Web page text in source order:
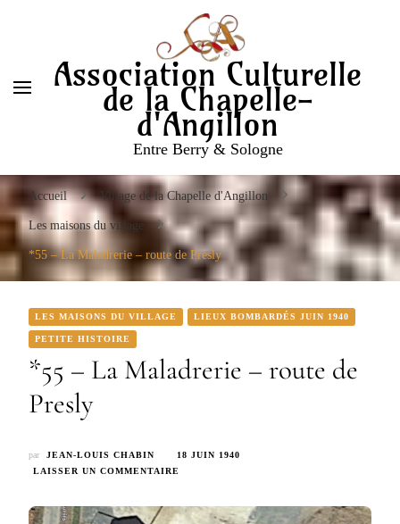
Association Culturelle
de la Chapelle-
d'Angillon
Entre Berry & Sologne
Accueil Village de la Chapelle d'Angillon
Les maisons du village
*55 – La Maladrerie – route de Presly
LES MAISONS DU VILLAGE LIEUX BOMBARDÉS JUIN 1940
PETITE HISTOIRE
*55 – La Maladrerie – route de
Presly
par JEAN-LOUIS CHABIN
18 JUIN 1940
LAISSER UN COMMENTAIRE
LA